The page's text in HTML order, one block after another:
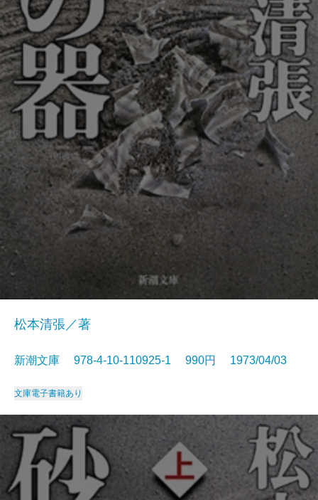
松本清張／著
新潮文庫 978-4-10-110925-1 990円 1973/04/03
文庫電子書籍あり